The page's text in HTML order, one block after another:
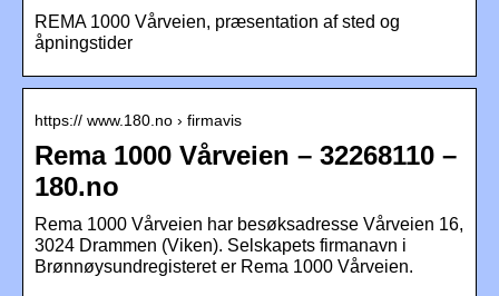
REMA 1000 Vårveien, præsentation af sted og
åpningstider
https:// www.180.no › firmavis
Rema 1000 Vårveien – 32268110 –
180.no
Rema 1000 Vårveien har besøksadresse Vårveien 16,
3024 Drammen (Viken). Selskapets firmanavn i
Brønnøysundregisteret er Rema 1000 Vårveien.